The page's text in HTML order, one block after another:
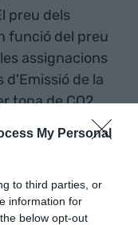
My Personal
to third parties, or
information for
below opt-out
preu dels
funció del preu
assignacions
d'Emissió de la
tona de CO2